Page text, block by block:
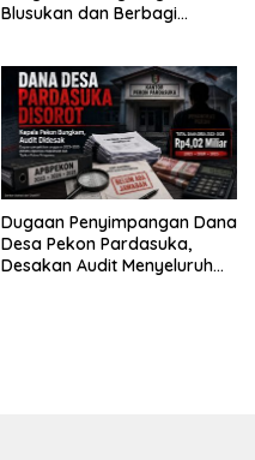
Blusukan dan Berbagi
Dugaan Penyimpangan Dana
Desa Pekon Pardasuka,
Desakan Audit Menyeluruh